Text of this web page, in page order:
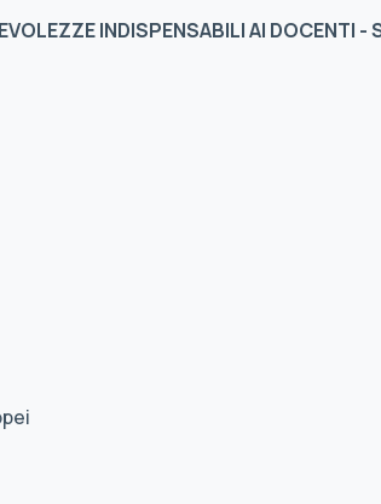
INDISPENSABILI AI DOCENTI